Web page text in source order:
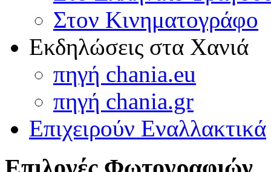
Στον Κινηματογράφο
Εκδηλώσεις στα Χανιά
πηγή chania.eu
πηγή chania.gr
Επιχειρούν Εναλλακτικά